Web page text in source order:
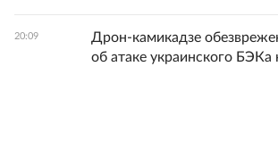
20:09
Дрон-камикадзе
об атаке украинского БЭКа